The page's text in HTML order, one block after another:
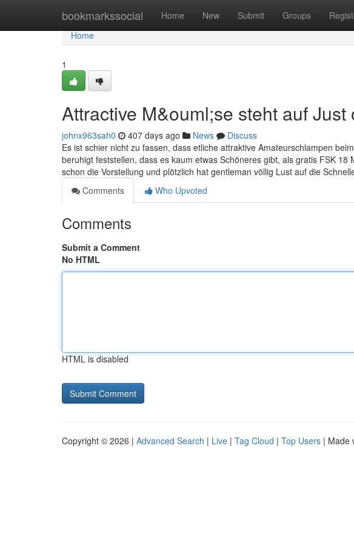
bookmarkssocial Home New Submit Groups
Home
Home
1
Attractive M&ouml;se steht auf
johnx963sah0 407 days ago News
Discuss
Es ist schier nicht zu fassen, dass etliche attraktive Amateurschlampen
beruhigt feststellen, dass es kaum etwas Schöneres gibt, als gratis FSK
schon die Vorstellung und plötzlich hat gentleman völlig Lust auf die
Comments
Who Upvoted
Comments
Submit a Comment
No HTML
HTML is disabled
Copyright © 2026 | Advanced Search | Live | Tag Cloud | Top Users | Made